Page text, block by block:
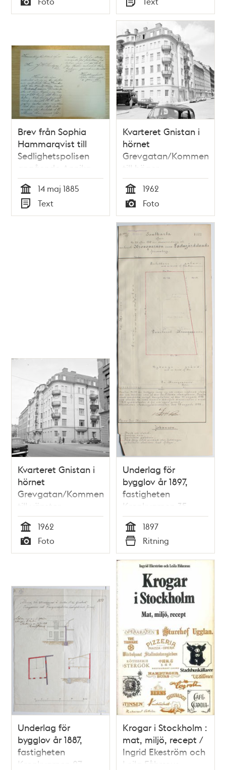
Typ
Typ
Brev från Sophia
Hammarqvist till
Sedlighetspolisen
angående Annika
Brundin, den 14 maj
1885
Tid
14 maj 1885
Typ
Text
Kvarteret Gnistan i
hörnet
Grevgatan/
till höger
Tid
1962
Typ
Foto
Kvarteret Gnistan i
hörnet
Grevgatan/
till vänster
Tid
1962
Typ
Foto
Underlag för
bygglov år 1897,
fastigheten
Kronkvarnen 35
Tid
1897
Typ
Ritning
Underlag för
bygglov år 1887,
fastigheten
Kronkvarnen 27
Krogar i Stockholm :
mat, miljö, recept /
Ingrid Ekeström och
Leila Fåhræus